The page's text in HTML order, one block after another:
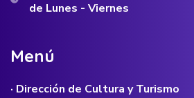
de Lunes - Viernes
Menú
· Dirección de Cultura y Turismo